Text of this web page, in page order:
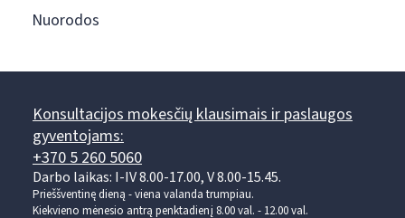
Nuorodos
Konsultacijos mokesčių klausimais ir paslaugos
gyventojams:
+370 5 260 5060
Darbo laikas: I-IV 8.00-17.00, V 8.00-15.45.
Prieššventinę dieną - viena valanda trumpiau.
Kiekvieno mėnesio antrą penktadienį 8.00 val. - 12.00 val.